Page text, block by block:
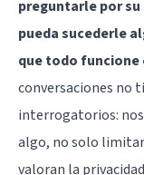
preguntarle por
pueda sucederle
que todo
conversaciones no
interrogatorios:
algo, no solo
valoran la